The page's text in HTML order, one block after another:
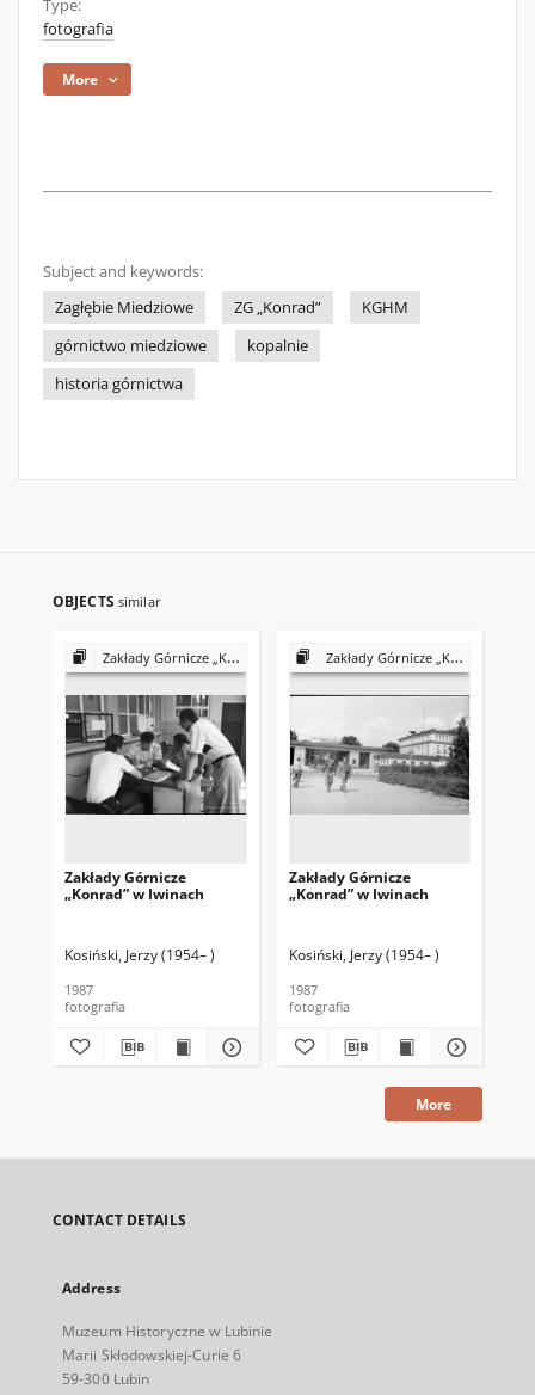
Type:
fotografia
More
Subject and keywords:
Zagłębie Miedziowe
ZG „Konrad”
KGHM
górnictwo miedziowe
kopalnie
historia górnictwa
OBJECTS similar
Zakłady Górnicze „Konrad” w Iwinach
Zakłady Górnicze
„Konrad” w Iwinach
Kosiński, Jerzy (1954– )
1987
fotografia
Zakłady Górnicze „Konrad” w Iwinach
Zakłady Górnicze
„Konrad” w Iwinach
Kosiński, Jerzy (1954– )
1987
fotografia
More
CONTACT DETAILS
Address
Muzeum Historyczne w Lubinie
Marii Skłodowskiej-Curie 6
59-300 Lubin